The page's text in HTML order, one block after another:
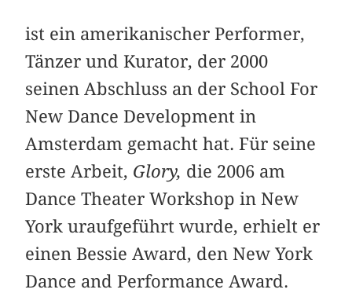
ist ein amerikanischer Performer,
Tänzer und Kurator, der 2000
seinen Abschluss an der School For
New Dance Development in
Amsterdam gemacht hat. Für seine
erste Arbeit, Glory, die 2006 am
Dance Theater Workshop in New
York uraufgeführt wurde, erhielt er
einen Bessie Award, den New York
Dance and Performance Award.